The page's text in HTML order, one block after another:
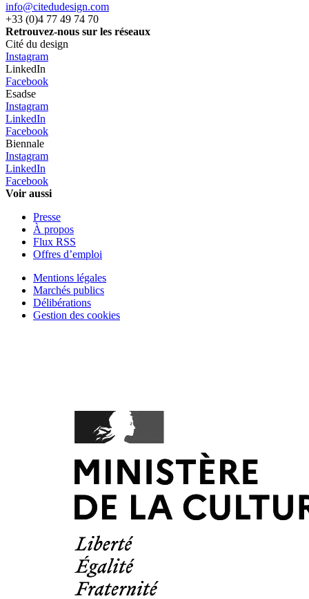
info@citedudesign.com
+33 (0)4 77 49 74 70
Retrouvez-nous sur les réseaux
Cité du design
Instagram
LinkedIn
Facebook
Esadse
Instagram
LinkedIn
Facebook
Biennale
Instagram
LinkedIn
Facebook
Voir aussi
Presse
À propos
Flux RSS
Offres d’emploi
Mentions légales
Marchés publics
Délibérations
Gestion des cookies